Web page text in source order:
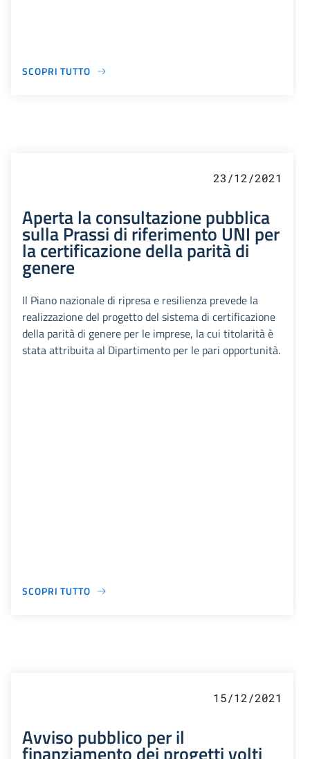
SCOPRI TUTTO
23/12/2021
Aperta la consultazione pubblica
sulla Prassi di riferimento UNI per
la certificazione della parità di
genere
Il Piano nazionale di ripresa e resilienza prevede la
realizzazione del progetto del sistema di certificazione
della parità di genere per le imprese, la cui titolarità è
stata attribuita al Dipartimento per le pari opportunità.
SCOPRI TUTTO
15/12/2021
Avviso pubblico per il